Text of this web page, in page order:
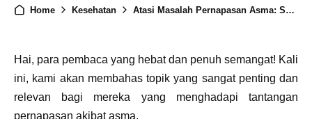
Home Kesehatan Atasi Masalah Pernapasan Asma: Solusi Unik & Inspiratif untuk Penderita
Hai, para pembaca yang hebat dan penuh semangat! Kali
ini, kami akan membahas topik yang sangat penting dan
relevan bagi mereka yang menghadapi tantangan
pernapasan akibat asma.